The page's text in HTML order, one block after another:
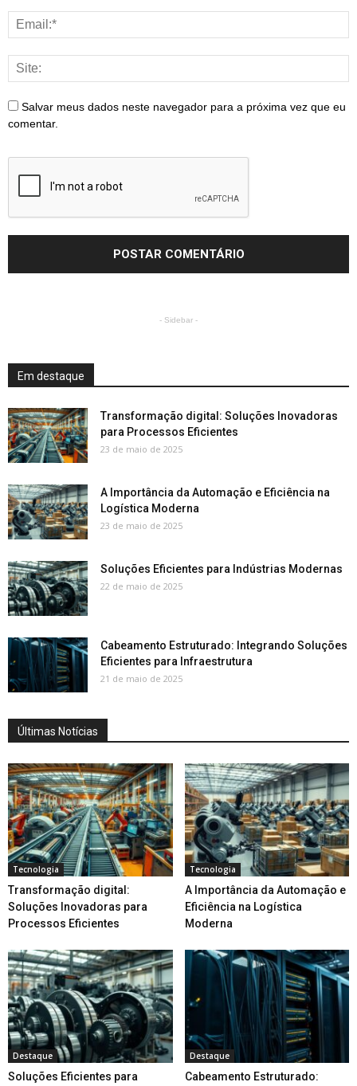
Salvar meus dados neste navegador para a próxima vez que eu
comentar.
- Sidebar -
Em destaque
Transformação digital: Soluções Inovadoras
para Processos Eficientes
23 de maio de 2025
A Importância da Automação e Eficiência na
Logística Moderna
23 de maio de 2025
Soluções Eficientes para Indústrias Modernas
22 de maio de 2025
Cabeamento Estruturado: Integrando Soluções
Eficientes para Infraestrutura
21 de maio de 2025
Últimas Notícias
Tecnologia
Transformação digital:
Soluções Inovadoras para
Processos Eficientes
Tecnologia
A Importância da Automação e
Eficiência na Logística
Moderna
Destaque
Soluções Eficientes para
Destaque
Cabeamento Estruturado: